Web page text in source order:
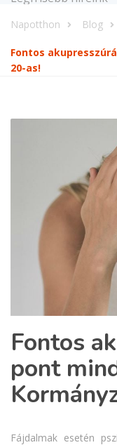
Napotthon Blog
Fontos
20-as!
Fontos
pont
Fájdalmak esetén